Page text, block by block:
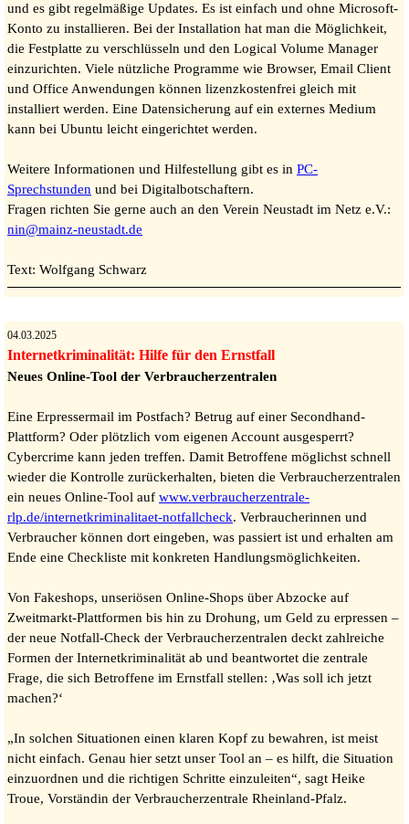
und es gibt regelmäßige Updates. Es ist einfach und ohne Microsoft-
Konto zu installieren. Bei der Installation hat man die Möglichkeit,
die Festplatte zu verschlüsseln und den Logical Volume Manager
einzurichten. Viele nützliche Programme wie Browser, Email Client
und Office Anwendungen können lizenzkostenfrei gleich mit
installiert werden. Eine Datensicherung auf ein externes Medium
kann bei Ubuntu leicht eingerichtet werden.
Weitere Informationen und Hilfestellung gibt es in PC-
Sprechstunden und bei Digitalbotschaftern.
Fragen richten Sie gerne auch an den Verein Neustadt im Netz e.V.:
nin@mainz-neustadt.de
Text: Wolfgang Schwarz
04.03.2025
Internetkriminalität: Hilfe für den Ernstfall
Neues Online-Tool der Verbraucherzentralen
Eine Erpressermail im Postfach? Betrug auf einer Secondhand-
Plattform? Oder plötzlich vom eigenen Account ausgesperrt?
Cybercrime kann jeden treffen. Damit Betroffene möglichst schnell
wieder die Kontrolle zurückerhalten, bieten die Verbraucherzentralen
ein neues Online-Tool auf www.verbraucherzentrale-
rlp.de/internetkriminalitaet-notfallcheck. Verbraucherinnen und
Verbraucher können dort eingeben, was passiert ist und erhalten am
Ende eine Checkliste mit konkreten Handlungsmöglichkeiten.
Von Fakeshops, unseriösen Online-Shops über Abzocke auf
Zweitmarkt-Plattformen bis hin zu Drohung, um Geld zu erpressen –
der neue Notfall-Check der Verbraucherzentralen deckt zahlreiche
Formen der Internetkriminalität ab und beantwortet die zentrale
Frage, die sich Betroffene im Ernstfall stellen: ‚Was soll ich jetzt
machen?‘
„In solchen Situationen einen klaren Kopf zu bewahren, ist meist
nicht einfach. Genau hier setzt unser Tool an – es hilft, die Situation
einzuordnen und die richtigen Schritte einzuleiten“, sagt Heike
Troue, Vorständin der Verbraucherzentrale Rheinland-Pfalz.